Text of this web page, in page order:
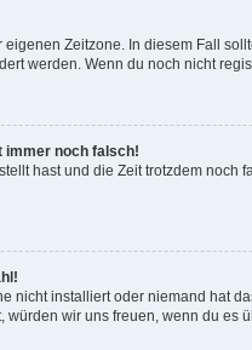
Zeitzone. In diesem Fall
werden. Wenn du noch nicht
immer noch falsch!
hast und die Zeit trotzdem
nicht installiert oder niemand hat
wir uns freuen, wenn du